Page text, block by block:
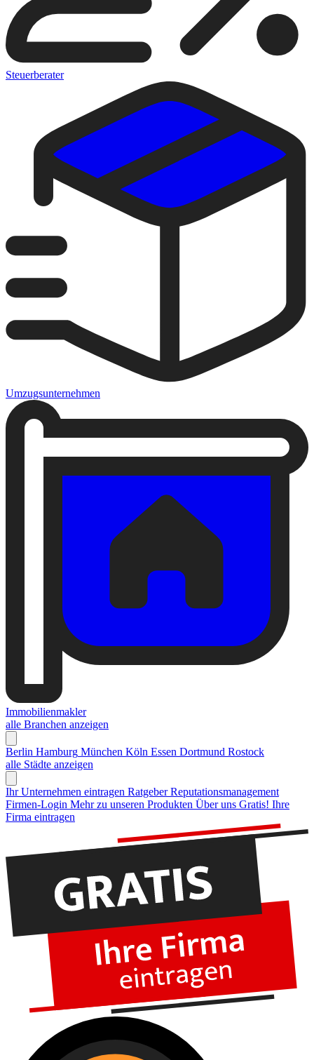
Steuerberater
Umzugsunternehmen
Immobilienmakler
alle Branchen anzeigen
Berlin Hamburg München Köln Essen Dortmund Rostock
alle Städte anzeigen
Ihr Unternehmen eintragen Ratgeber Reputationsmanagement
Firmen-Login Mehr zu unseren Produkten Über uns Gratis! Ihre
Firma eintragen